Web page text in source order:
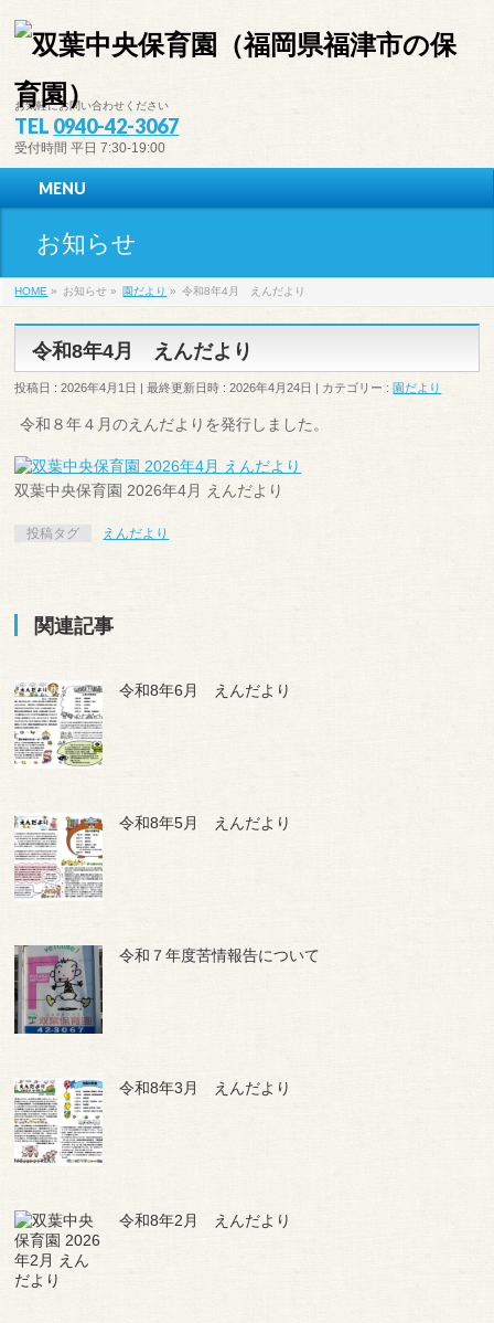
お気軽にお問い合わせください
TEL 0940-42-3067
受付時間 平日 7:30-19:00
MENU
お知らせ
HOME » お知らせ » 園だより » 令和8年4月 えんだより
令和8年4月 えんだより
投稿日 : 2026年4月1日 最終更新日時 : 2026年4月24日 カテゴリー :園だより
令和８年４月のえんだよりを発行しました。
双葉中央保育園 2026年4月 えんだより
投稿タグ えんだより
関連記事
令和8年6月 えんだより
令和8年5月 えんだより
令和７年度苦情報告について
令和8年3月 えんだより
令和8年2月 えんだより